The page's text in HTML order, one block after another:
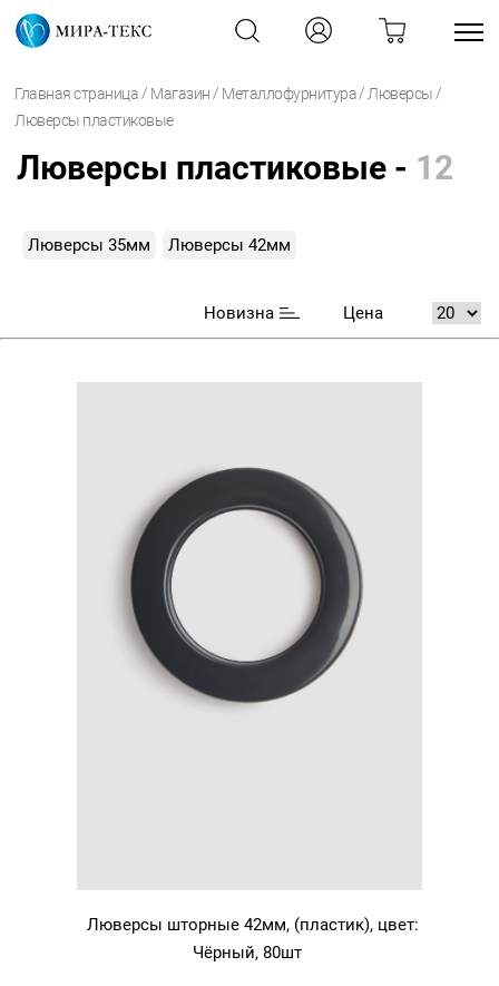
Главная страница / Магазин / Металлофурнитура / Люверсы /
Люверсы пластиковые
Люверсы пластиковые - 12
Люверсы 35мм Люверсы 42мм
Новизна Цена
Люверсы шторные 42мм, (пластик), цвет:
Чёрный, 80шт